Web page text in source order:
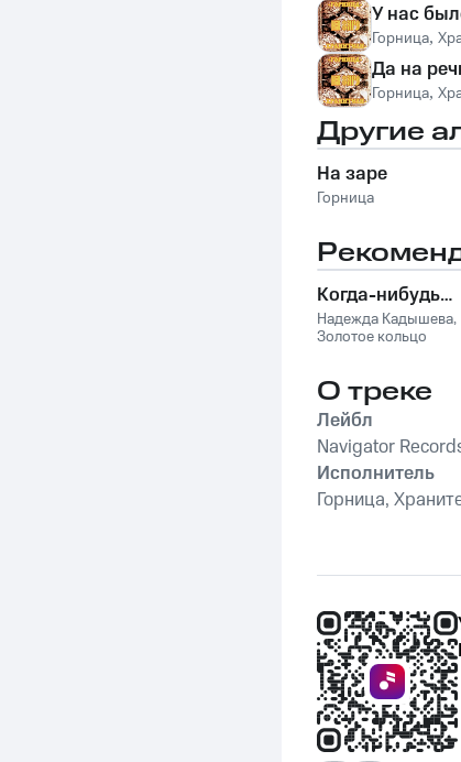
У нас
Горница,
Да на
Горница,
Другие
На заре
Горница
Когда-нибудь…
Надежда Кадышева,
Золотое кольцо
О треке
Лейбл
Navigator
Исполнитель
Горница,